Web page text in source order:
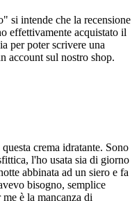
si intende che la recensione
effettivamente acquistato il
per poter scrivere una
account sul nostro shop.
crema idratante. Sono
l'ho usata sia di giorno
abbinata ad un siero e fa
bisogno, semplice
è la mancanza di